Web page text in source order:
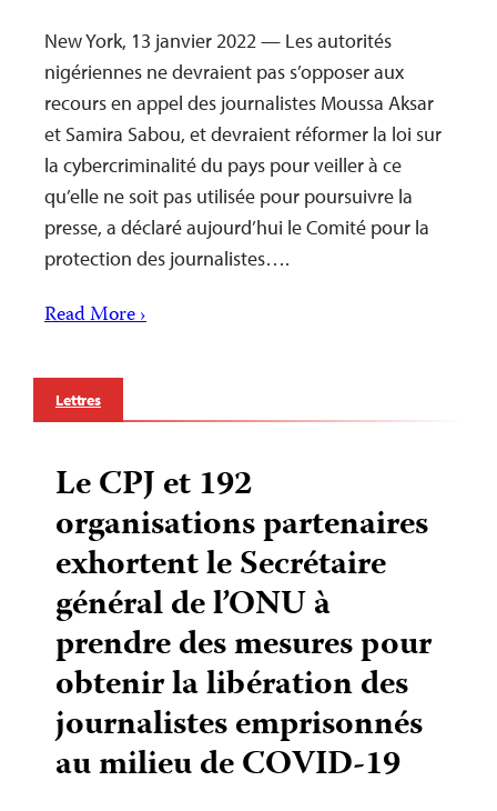
New York, 13 janvier 2022 — Les autorités
nigériennes ne devraient pas s’opposer aux
recours en appel des journalistes Moussa Aksar
et Samira Sabou, et devraient réformer la loi sur
la cybercriminalité du pays pour veiller à ce
qu’elle ne soit pas utilisée pour poursuivre la
presse, a déclaré aujourd’hui le Comité pour la
protection des journalistes….
Read More ›
Lettres
Le CPJ et 192
organisations partenaires
exhortent le Secrétaire
général de l’ONU à
prendre des mesures pour
obtenir la libération des
journalistes emprisonnés
au milieu de COVID-19